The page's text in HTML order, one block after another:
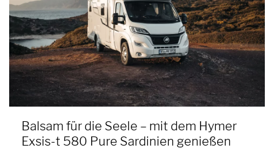
Balsam für die Seele – mit dem Hymer
Exsis-t 580 Pure Sardinien genießen